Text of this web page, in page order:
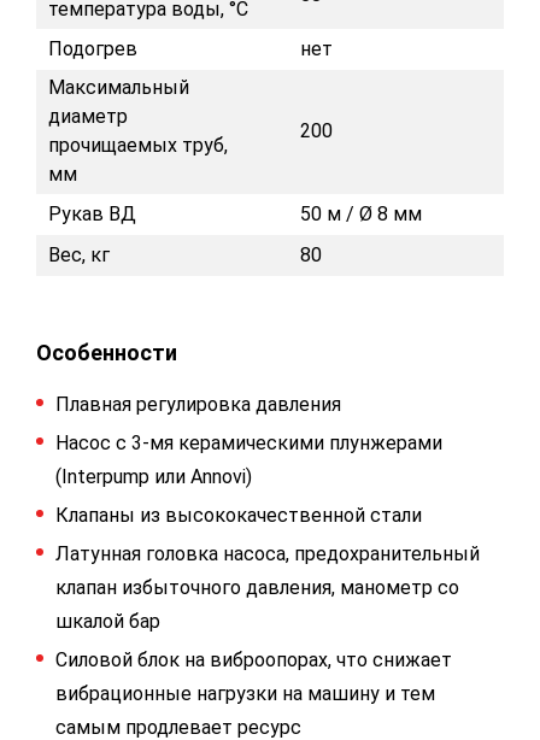
температура воды, °C
Подогрев
нет
Максимальный
диаметр
прочищаемых труб,
мм
200
Рукав ВД
50 м / Ø 8 мм
Вес, кг
80
Особенности
Плавная регулировка давления
Насос с 3-мя керамическими плунжерами
(Interpump или Annovi)
Клапаны из высококачественной стали
Латунная головка насоса, предохранительный
клапан избыточного давления, манометр со
шкалой бар
Силовой блок на виброопорах, что снижает
вибрационные нагрузки на машину и тем
самым продлевает ресурс